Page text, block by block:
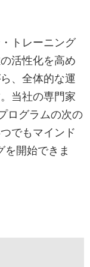
トレーニング
活性化を高め
、全体的な運
当社の専門家
ログラムの次の
でもマインド
を開始できま